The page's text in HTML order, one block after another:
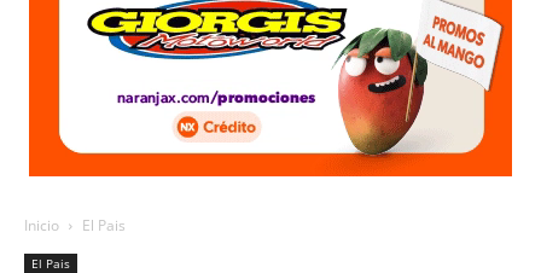
Inicio El Pais
El Pais